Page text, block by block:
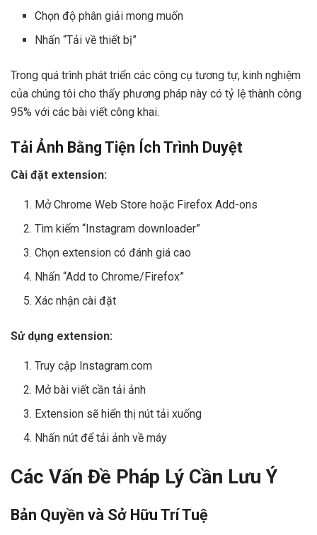
Chọn độ phân giải mong muốn
Nhấn “Tải về thiết bị”
Trong quá trình phát triển các công cụ tương tự, kinh nghiệm
của chúng tôi cho thấy phương pháp này có tỷ lệ thành công
95% với các bài viết công khai.
Tải Ảnh Bằng Tiện Ích Trình Duyệt
Cài đặt extension:
Mở Chrome Web Store hoặc Firefox Add-ons
Tìm kiếm “Instagram downloader”
Chọn extension có đánh giá cao
Nhấn “Add to Chrome/Firefox”
Xác nhận cài đặt
Sử dụng extension:
Truy cập Instagram.com
Mở bài viết cần tải ảnh
Extension sẽ hiển thị nút tải xuống
Nhấn nút để tải ảnh về máy
Các Vấn Đề Pháp Lý Cần Lưu Ý
Bản Quyền và Sở Hữu Trí Tuệ